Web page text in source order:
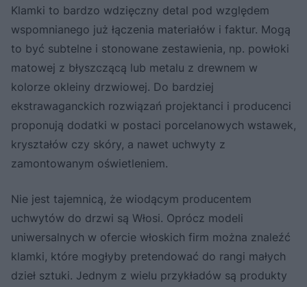
Klamki to bardzo wdzięczny detal pod względem
wspomnianego już łączenia materiałów i faktur. Mogą
to być subtelne i stonowane zestawienia, np. powłoki
matowej z błyszczącą lub metalu z drewnem w
kolorze okleiny drzwiowej. Do bardziej
ekstrawaganckich rozwiązań projektanci i producenci
proponują dodatki w postaci porcelanowych wstawek,
kryształów czy skóry, a nawet uchwyty z
zamontowanym oświetleniem.
Nie jest tajemnicą, że wiodącym producentem
uchwytów do drzwi są Włosi. Oprócz modeli
uniwersalnych w ofercie włoskich firm można znaleźć
klamki, które mogłyby pretendować do rangi małych
dzieł sztuki. Jednym z wielu przykładów są produkty